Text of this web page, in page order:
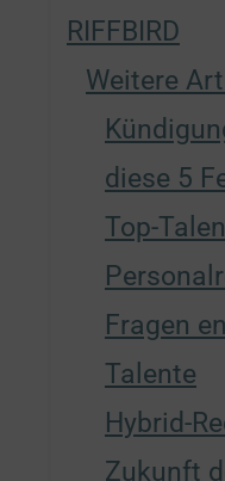
RIFFBIRD
Weitere
diese 5
Top-
Fragen
Talente
Hybrid-
Zukunft